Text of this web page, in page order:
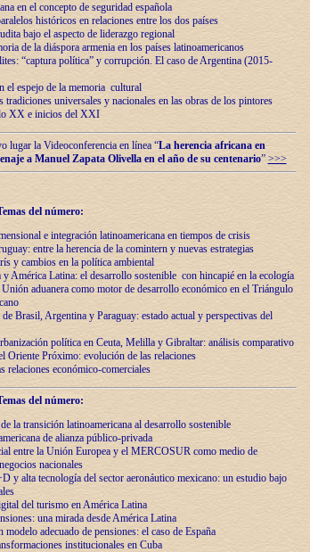
en el concepto de seguridad española
históricos en relaciones entre los dos países
bajo el aspecto de liderazgo regional
de la diáspora armenia en los países latinoamericanos
“captura política” y corrupción. El caso de Argentina (2015-
el espejo de la memoria cultural
tradiciones universales y nacionales en las obras de los pintores
XX e inicios del XXI
lugar la Videoconferencia en línea “La herencia africana en
a Manuel Zapata Olivella en el año de su centenario” >>>
del número:
e integración latinoamericana en tiempos de crisis
entre la herencia de lа comintern y nuevas estrategias
y cambios en la política ambiental
América Latina: el desarrollo sostenible con hincapié en la ecología
aduanera como motor de desarrollo económico en el Triángulo
Brasil, Argentina y Paraguay: estado actual y perspectivas del
política en Ceuta, Melilla y Gibraltar: análisis comparativo
Oriente Próximo: evolución de las relaciones
relaciones económico-comerciales
del número:
la transición latinoamericana al desarrollo sostenible
de alianza público-privada
entre la Unión Europea y el MERCOSUR como medio de
nacionales
y alta tecnología del sector aeronáutico mexicano: un estudio bajo
del turismo en América Latina
una mirada desde América Latina
modelo adecuado de pensiones: el caso de España
institucionales en Cuba